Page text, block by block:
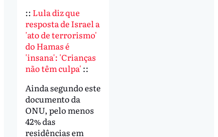
:: Lula diz que
resposta de Israel a
'ato de terrorismo'
do Hamas é
'insana': 'Crianças
não têm culpa' ::
Ainda segundo este
documento da
ONU, pelo menos
42% das
residências em